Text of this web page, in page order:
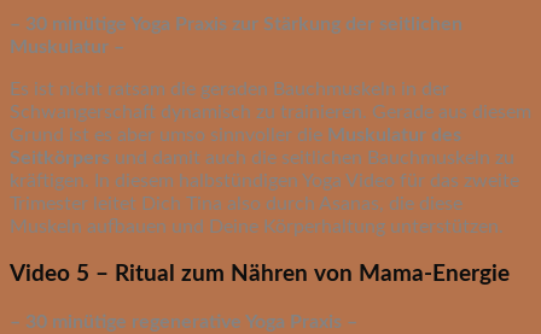
– 30 minütige Yoga Praxis zur Stärkung der seitlichen
Muskulatur –
Es ist nicht ratsam die geraden Bauchmuskeln in der
Schwangerschaft dynamisch zu trainieren. Gerade aus diesem
Grund ist es aber umso sinnvoller die Muskulatur des
Seitkörpers und damit auch die seitlichen Bauchmuskeln zu
kräftigen. In diesem halbstündigen Yoga Video für das zweite
Trimester leitet Dich Tina also durch Asanas, die diese
Muskeln aufbauen und Deine Körperhaltung unterstützen.
Video 5 – Ritual zum Nähren von Mama-Energie
– 30 minütige regenerative Yoga Praxis –